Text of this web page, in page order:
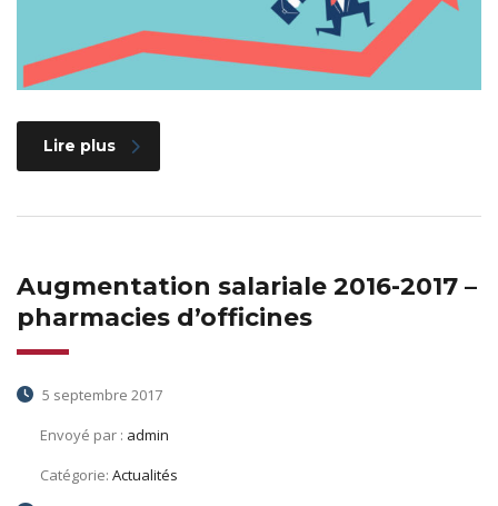
Lire plus
Augmentation salariale 2016-2017 –
pharmacies d’officines
5 septembre 2017
Envoyé par : admin
Catégorie: Actualités